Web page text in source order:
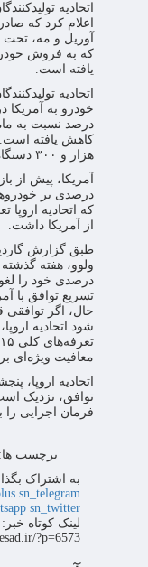
اعلام کرد که
آوریل و مه، تحت
که به فروش
یافته است.
اتحادیه
درصد نسبت به
هزار و ۳۰۰ دستگاه خودرو به آمریکا، صادر شده است.
درصدی بر
از آمریکا داشت.
طبق گزارش
درصدی خود را
تسریع توافق با
حال، اگر
شود اتحادیه
معافیت ویژه‌ای
اتحادیه اروپا،
توافق، نزدیک
فرمان اجرایی را
برچسب ها:
به اشتراک
sn_telegram
sn_twitter
لینک کوتاه خبر:
?p=6573